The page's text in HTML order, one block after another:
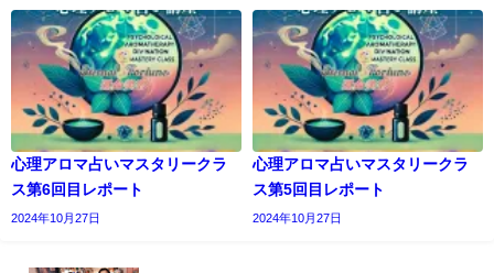
心理アロマ占いマスタリークラ
ス第6回目レポート
2024年10月27日
心理アロマ占いマスタリークラ
ス第5回目レポート
2024年10月27日